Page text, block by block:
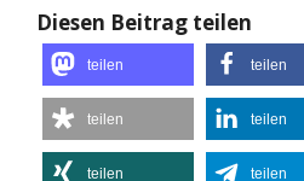
Diesen Beitrag teilen
teilen teilen
teilen teilen
teilen teilen